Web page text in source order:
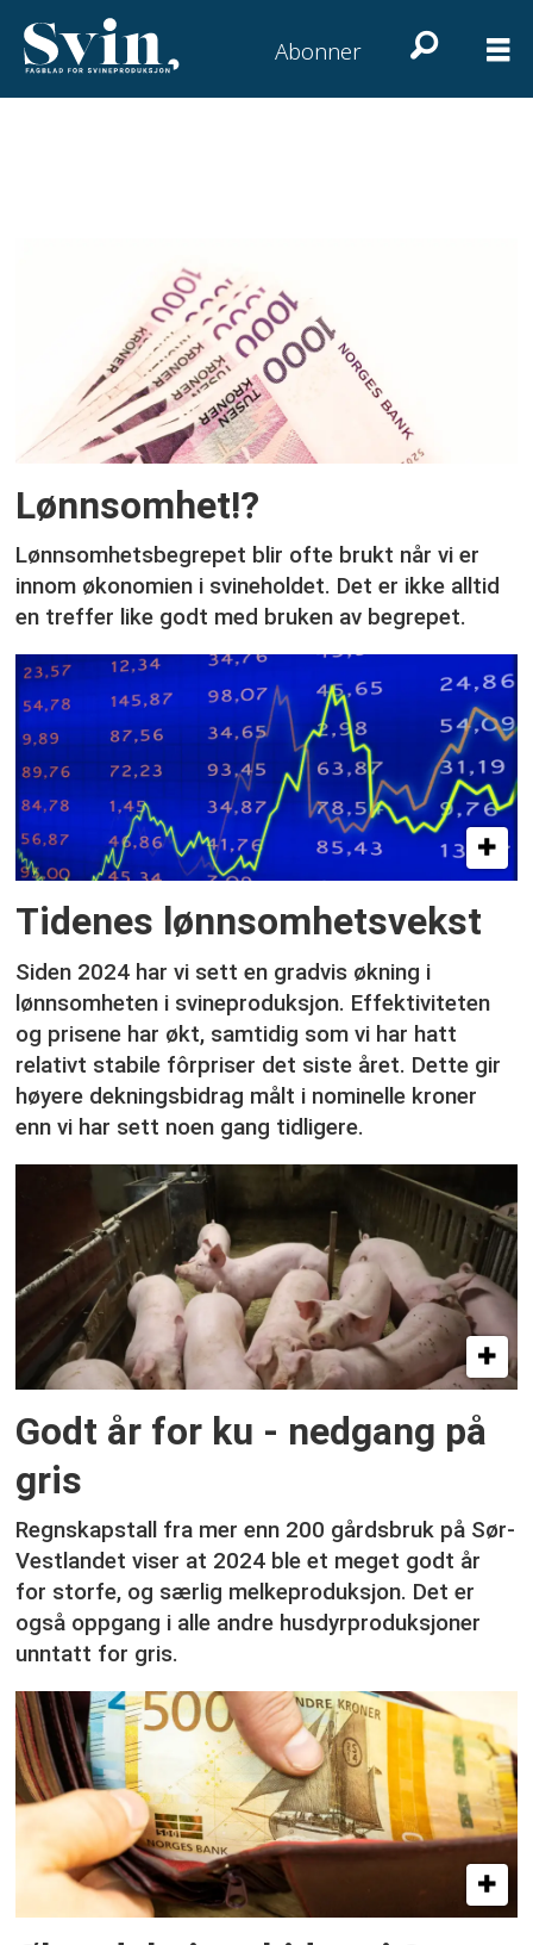
Abonner
Lønnsomhet!?
Lønnsomhetsbegrepet blir ofte brukt når vi er
innom økonomien i svineholdet. Det er ikke alltid
en treffer like godt med bruken av begrepet.
Tidenes lønnsomhetsvekst
Siden 2024 har vi sett en gradvis økning i
lønnsomheten i svineproduksjon. Effektiviteten
og prisene har økt, samtidig som vi har hatt
relativt stabile fôrpriser det siste året. Dette gir
høyere dekningsbidrag målt i nominelle kroner
enn vi har sett noen gang tidligere.
Godt år for ku - nedgang på
gris
Regnskapstall fra mer enn 200 gårdsbruk på Sør-
Vestlandet viser at 2024 ble et meget godt år
for storfe, og særlig melkeproduksjon. Det er
også oppgang i alle andre husdyrproduksjoner
unntatt for gris.